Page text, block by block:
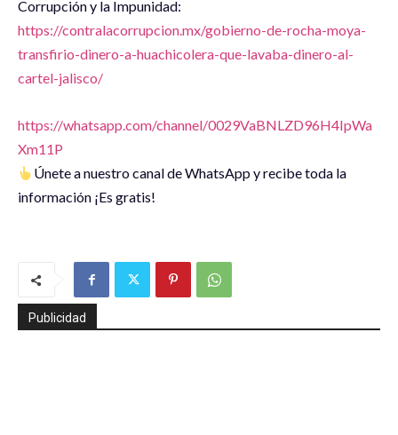
Corrupción y la Impunidad:
https://contralacorrupcion.mx/gobierno-de-rocha-moya-
transfirio-dinero-a-huachicolera-que-lavaba-dinero-al-
cartel-jalisco/
https://whatsapp.com/channel/0029VaBNLZD96H4IpWa
Xm11P
Únete a nuestro canal de WhatsApp y recibe toda la
información ¡Es gratis!
Publicidad